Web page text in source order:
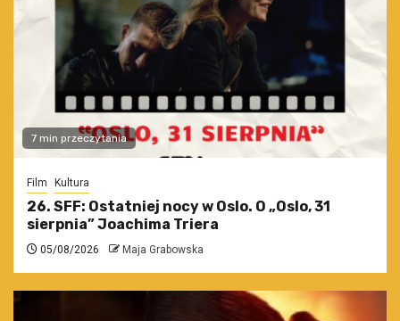
7 min przeczytania
Film Kultura
26. SFF: Ostatniej nocy w Oslo. O „Oslo, 31
sierpnia” Joachima Triera
05/08/2026 Maja Grabowska